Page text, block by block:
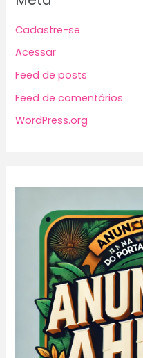
Cadastre-se
Acessar
Feed de posts
Feed de comentários
WordPress.org